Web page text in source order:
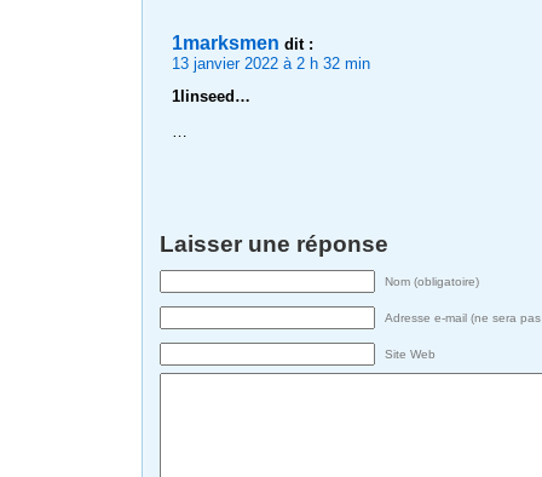
1marksmen dit:
13 janvier 2022 à 2 h 32 min
1linseed…
…
Laisser une réponse
Nom (obligatoire)
Adresse e-mail (ne sera
Site Web